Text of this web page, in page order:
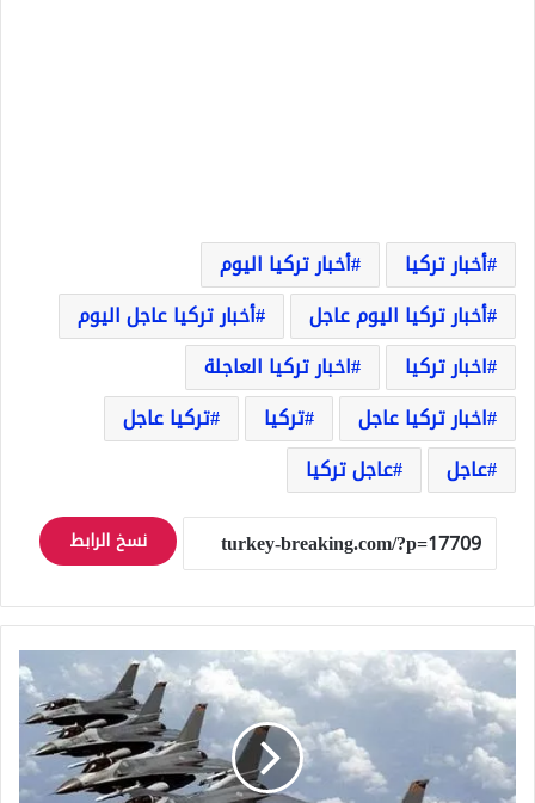
أخبار تركيا
أخبار تركيا اليوم
أخبار تركيا اليوم عاجل
أخبار تركيا عاجل اليوم
اخبار تركيا
اخبار تركيا العاجلة
اخبار تركيا عاجل
تركيا
تركيا عاجل
عاجل
عاجل تركيا
نسخ الرابط
تطورات
متسارعة
على
الحدود
العراقية
التركية